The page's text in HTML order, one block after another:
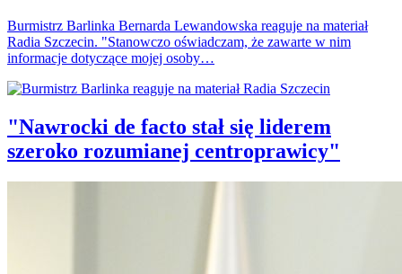
Burmistrz Barlinka Bernarda Lewandowska reaguje na materiał
Radia Szczecin. "Stanowczo oświadczam, że zawarte w nim
informacje dotyczące mojej osoby…
"Nawrocki de facto stał się liderem
szeroko rozumianej centroprawicy"